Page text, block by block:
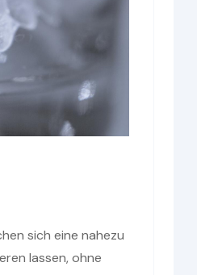
sich eine nahezu
lassen, ohne